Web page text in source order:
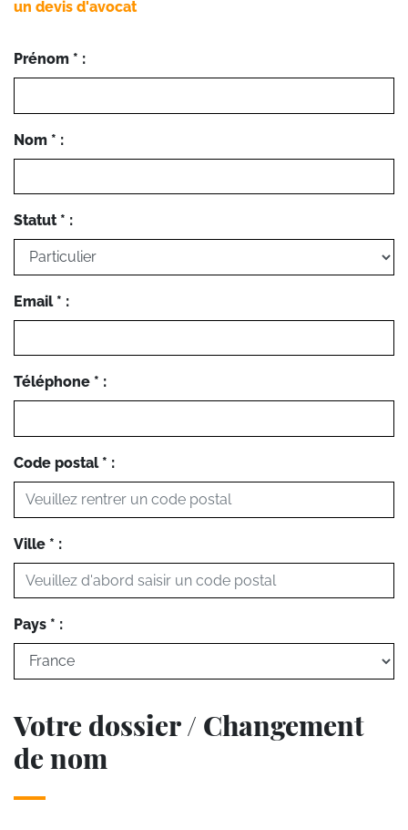
un devis d'avocat
Prénom * :
Nom * :
Statut * :
Email * :
Téléphone * :
Code postal * :
Ville * :
Pays * :
Votre dossier / Changement
de nom